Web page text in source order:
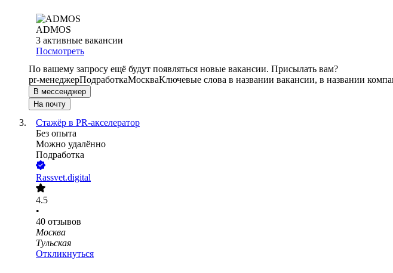
ADMOS
3 активные вакансии
Посмотреть
По вашему запросу ещё будут появляться новые вакансии. Присылать вам?
pr-менеджерПодработкаМоскваКлючевые слова в названии вакансии, в названии
В мессенджер
На почту
Стажёр в PR-акселератор
Без опыта
Можно удалённо
Подработка
Rassvet.digital
4.5
•
40 отзывов
Москва
Тульская
Откликнуться